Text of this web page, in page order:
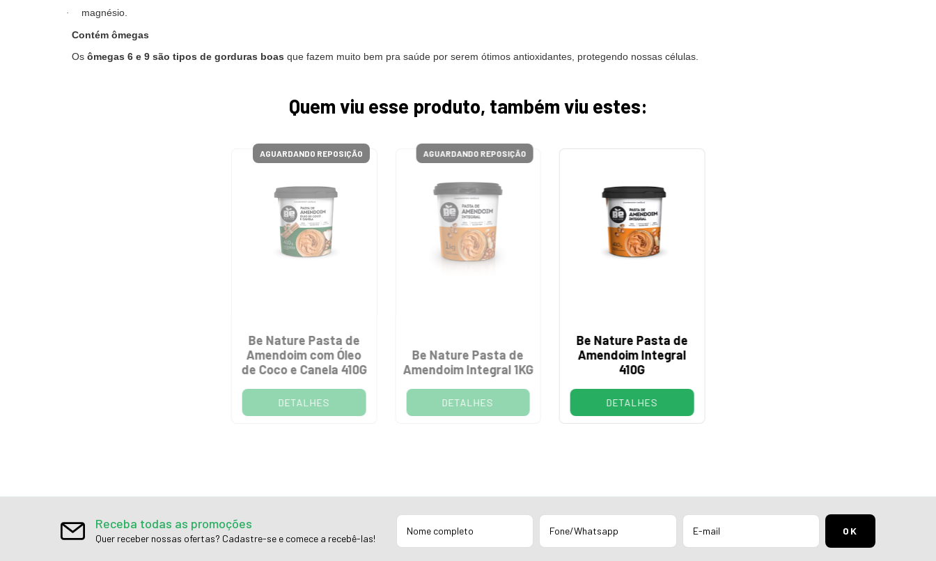
·
magnésio.
Contém ômegas
Os ômegas 6 e 9 são tipos de gorduras boas que fazem muito bem pra saúde por serem ótimos antioxidantes, protegendo nossas células.
Quem viu esse produto, também viu estes:
AGUARDANDO REPOSIÇÃO
Be Nature Pasta de
Amendoim com Óleo
de Coco e Canela 410G
DETALHES
AGUARDANDO REPOSIÇÃO
Be Nature Pasta de
Amendoim Integral 1KG
DETALHES
Be Nature Pasta de
Amendoim Integral
410G
DETALHES
Receba todas as promoções
Quer receber nossas ofertas? Cadastre-se e comece a recebê-las!